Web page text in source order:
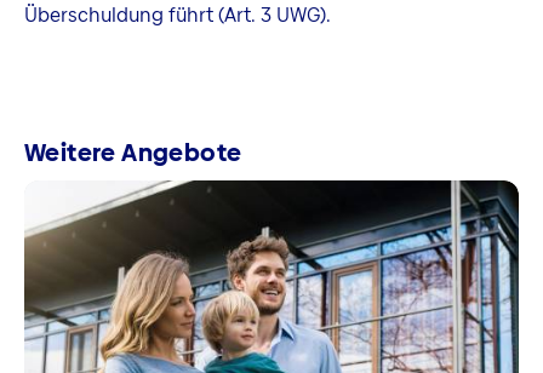
Überschuldung führt (Art. 3 UWG).
Weitere Angebote